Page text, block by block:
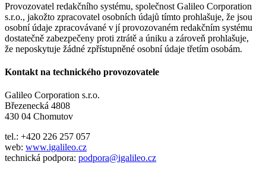
Provozovatel redakčního systému, společnost Galileo Corporation
s.r.o., jakožto zpracovatel osobních údajů tímto prohlašuje, že jsou
osobní údaje zpracovávané v jí provozovaném redakčním systému
dostatečně zabezpečeny proti ztrátě a úniku a zároveň prohlašuje,
že neposkytuje žádné zpřístupněné osobní údaje třetím osobám.
Kontakt na technického provozovatele
Galileo Corporation s.r.o.
Březenecká 4808
430 04 Chomutov
tel.: +420 226 257 057
web: www.igalileo.cz
technická podpora: podpora@igalileo.cz